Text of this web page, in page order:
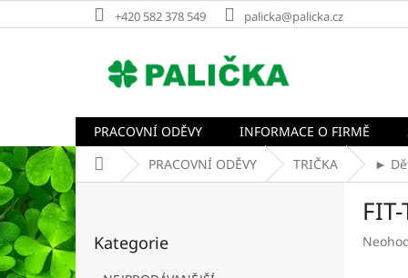
na
+420 582 378 549 palicka@palicka.cz
PRACOVNÍ ODĚVY INFORMACE O FIRMĚ
Domů PRACOVNÍ ODĚVY TRIČKA ►
P
o
s
t
r
kategorie
Kategorie